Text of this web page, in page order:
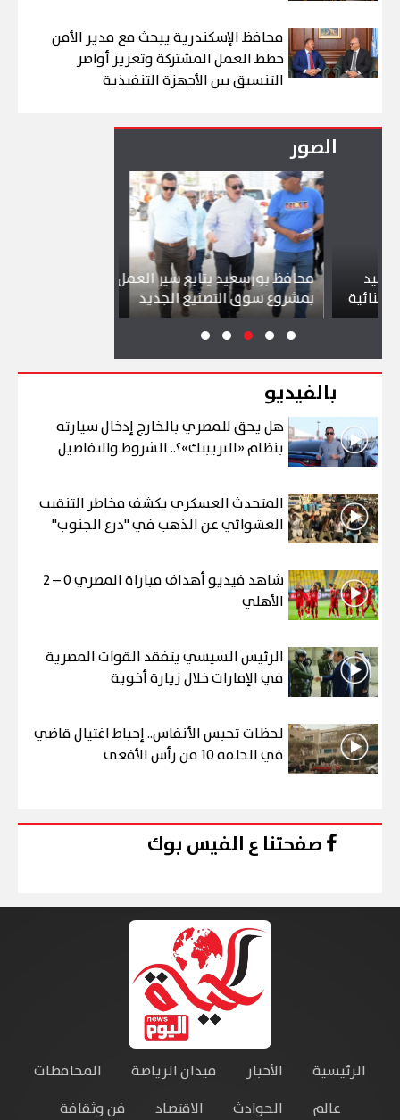
محافظ الإسكندرية يبحث مع مدير الأمن
خطط العمل المشتركة وتعزيز أواصر
التنسيق بين الأجهزة التنفيذية
الصور
محافظ بورسعيد يتابع سير العمل
بمشروع سوق التصنيع الجديد
بالفيديو
هل يحق للمصري بالخارج إدخال سيارته
بنظام «التريبتك»؟.. الشروط والتفاصيل
المتحدث العسكري يكشف مخاطر التنقيب
العشوائي عن الذهب في "درع الجنوب"
شاهد فيديو أهداف مباراة المصري 0 – 2
الأهلي
الرئيس السيسي يتفقد القوات المصرية
في الإمارات خلال زيارة أخوية
لحظات تحبس الأنفاس.. إحباط اغتيال قاضي
في الحلقة 10 من رأس الأفعى
صفحتنا ع الفيس بوك
الرئيسية الأخبار ميدان الرياضة
المحافظات
عالم
الحوادث الاقتصاد فن وثقافة